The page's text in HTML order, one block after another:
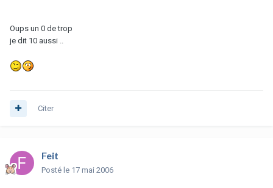
Oups un 0 de trop
je dit 10 aussi ..
Citer
Feit
Posté le 17 mai 2006